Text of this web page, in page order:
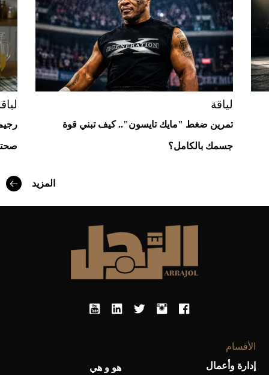
Aston Martin Valiant: على هوى الأبطال
أحذية Mary Jane: ترف وأناقة للرجال
لياقة
تمرين ضغط "مايك تايسون".. كيف تبني قوة
جسمك بالكامل؟
المزيد
الأقسام
إدارة وأعمال
هو و هي